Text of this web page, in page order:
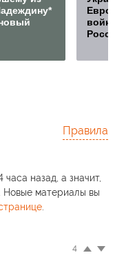
Правила
назад, а значит,
Новые материалы вы
.
4